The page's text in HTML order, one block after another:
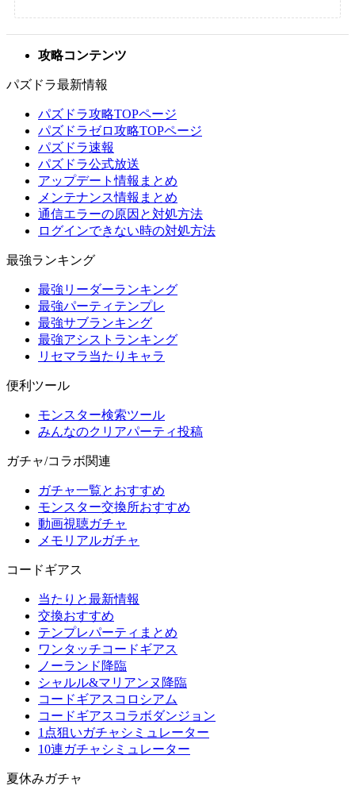
攻略コンテンツ
パズドラ最新情報
パズドラ攻略TOPページ
パズドラゼロ攻略TOPページ
パズドラ速報
パズドラ公式放送
アップデート情報まとめ
メンテナンス情報まとめ
通信エラーの原因と対処方法
ログインできない時の対処方法
最強ランキング
最強リーダーランキング
最強パーティテンプレ
最強サブランキング
最強アシストランキング
リセマラ当たりキャラ
便利ツール
モンスター検索ツール
みんなのクリアパーティ投稿
ガチャ/コラボ関連
ガチャ一覧とおすすめ
モンスター交換所おすすめ
動画視聴ガチャ
メモリアルガチャ
コードギアス
当たりと最新情報
交換おすすめ
テンプレパーティまとめ
ワンタッチコードギアス
ノーランド降臨
シャルル&マリアンヌ降臨
コードギアスコロシアム
コードギアスコラボダンジョン
1点狙いガチャシミュレーター
10連ガチャシミュレーター
夏休みガチャ